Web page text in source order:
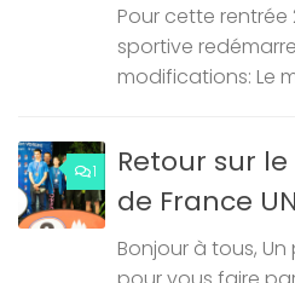
Pour cette rentrée
sportive
modifications: Le
1
Retour sur
de France
Bonjour à tous,